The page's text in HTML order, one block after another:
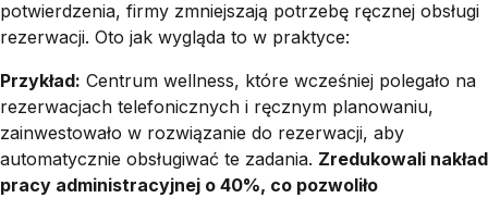
potwierdzenia, firmy zmniejszają potrzebę ręcznej obsługi
rezerwacji. Oto jak wygląda to w praktyce:
Przykład: Centrum wellness, które wcześniej polegało na
rezerwacjach telefonicznych i ręcznym planowaniu,
zainwestowało w rozwiązanie do rezerwacji, aby
automatycznie obsługiwać te zadania. Zredukowali nakład
pracy administracyjnej o 40%, co pozwoliło